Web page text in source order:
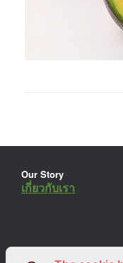
Our Story
เกี่ยวกับเรา